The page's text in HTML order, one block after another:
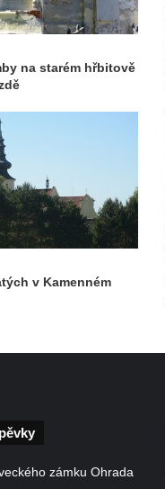
na starém hřbitově
v Kamenném
zámku Ohrada